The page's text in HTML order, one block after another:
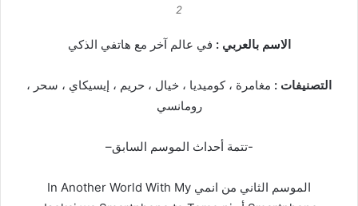
2
الاسم بالعربي : في عالم آخر مع هاتفي الذكي
التصنيفات : مغامرة ، كوميديا ، خيال ، حريم ، إيسيكاي ، سحر ،
رومانسي
-تتمة أحداث الموسم السابق–
الموسم الثاني من انمي In Another World With My